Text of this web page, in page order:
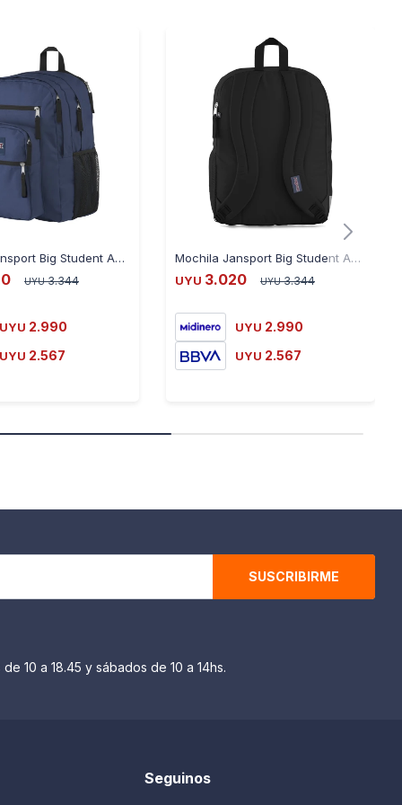
Mochila Jansport Big Student Acolchado 34L 43.5X32.5X19Cm Ub - AZUL
UYU 3.344
UYU 2.990
UYU 2.567
Mochila Jansport Big Student Acolchado 34L 43.5X32.5X19Cm Ub - NEGRO
UYU 3.020 UYU 3.344
UYU 2.990
UYU 2.567
SUSCRIBIRME
10 a 18.45 y sábados de 10 a 14hs.
Seguinos